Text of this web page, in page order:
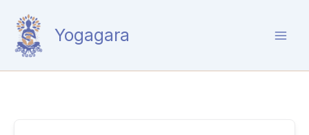
contenido
Yogagara